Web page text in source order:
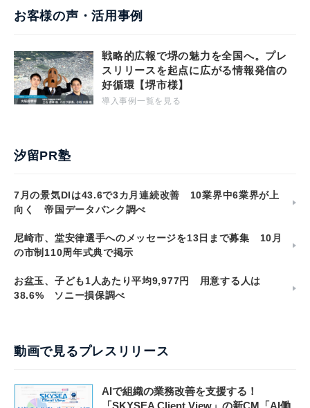
お客様の声・活用事例
戦略的広報で堺の魅力を全国へ。プレ
スリリースを起点に広がる情報発信の
好循環【堺市様】
導入事例一覧を見る
汐留PR塾
7月の景気DIは43.6で3カ月連続改善 10業界中6業界が上
向く 帝国データバンク調べ
尼崎市、堂安律選手へのメッセージを13日まで募集 10月
の市制110周年式典で掲示
お盆玉、子ども1人あたり平均9,977円 用意する人は
38.6% ソニー損保調べ
動画で見るプレスリリース
AIで組織の業務改善を支援する！
「SKYSEA Client View」の新CM「AI働